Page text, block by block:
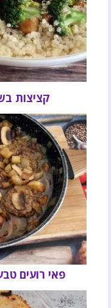
קציצות
פאי רועים